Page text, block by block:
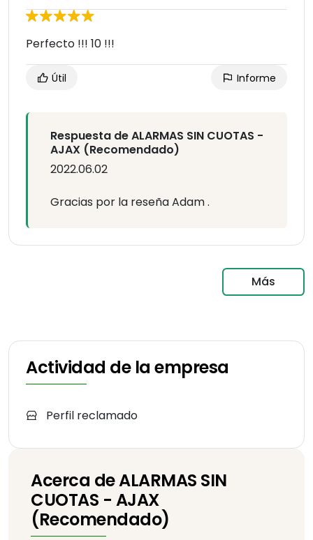
Perfecto !!! 10 !!!
Útil Informe
Respuesta de ALARMAS SIN CUOTAS -
AJAX (Recomendado)
2022.06.02
Gracias por la reseña Adam .
Más
Actividad de la empresa
Perfil reclamado
Acerca de ALARMAS SIN
CUOTAS - AJAX
(Recomendado)